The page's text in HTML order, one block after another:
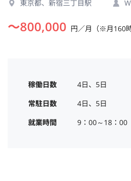
東京都、新宿三丁目駅
〜800,000 円／月（※月160
稼働日数
4日、5日
常駐日数
4日、5日
就業時間
9：00～18：00